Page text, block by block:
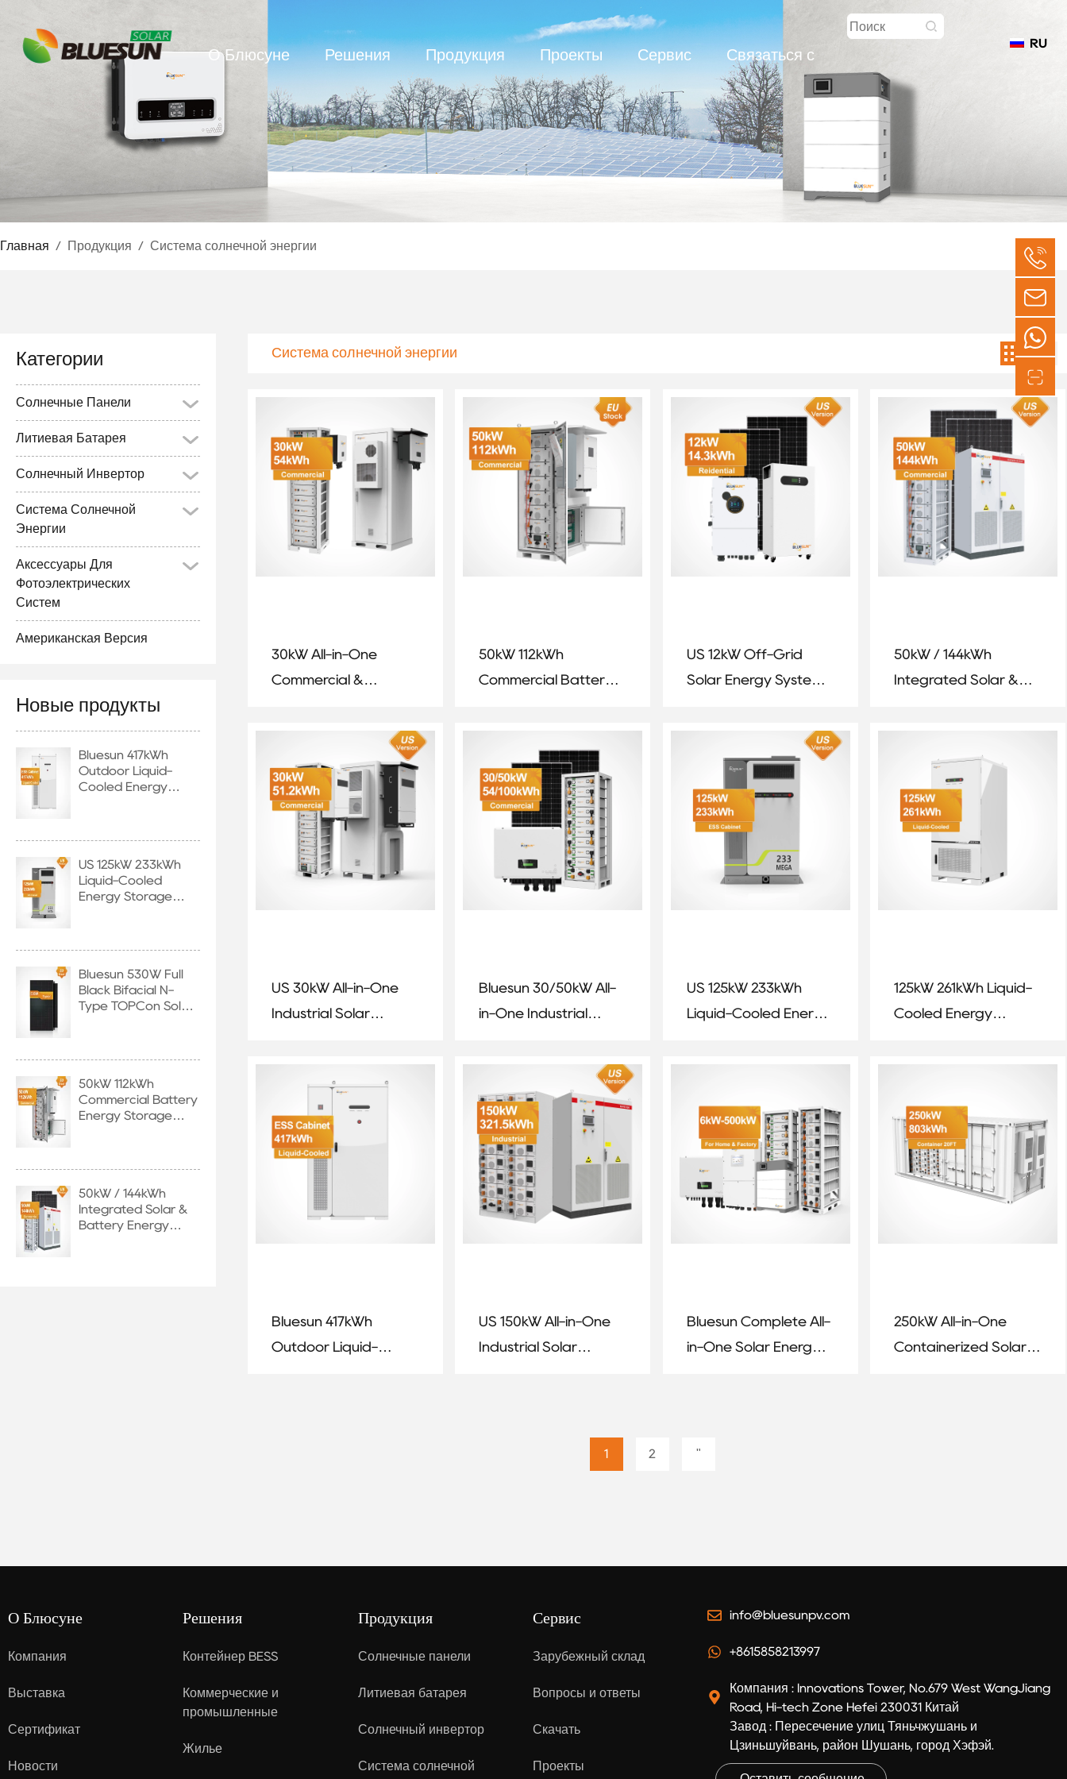
О Блюсуне Решения Продукция Проекты Сервис Связаться с
RU
Главная / Продукция / Система солнечной энергии
Категории
Солнечные Панели
Литиевая Батарея
Солнечный Инвертор
Система Солнечной
Энергии
Аксессуары Для
Фотоэлектрических
Систем
Американская Версия
Новые продукты
Bluesun 417kWh
Outdoor Liquid-
Cooled Energy
US 125kW 233kWh
Liquid-Cooled
Energy Storage
Bluesun 530W Full
Black Bifacial N-
Type TOPCon Solar
50kW 112kWh
Commercial Battery
Energy Storage
50kW / 144kWh
Integrated Solar &
Battery Energy
Система солнечной энергии
30kW All-in-One
Commercial &
50kW 112kWh
Commercial Battery
US 12kW Off-Grid
Solar Energy System
50kW / 144kWh
Integrated Solar &
US 30kW All-in-One
Industrial Solar
Bluesun 30/50kW All-
in-One Industrial
System
US 125kW 233kWh
Liquid-Cooled Energy
125kW 261kWh Liquid-
Cooled Energy
Bluesun 417kWh
Outdoor Liquid-
US 150kW All-in-One
Industrial Solar
Bluesun Complete All-
in-One Solar Energy
250kW All-in-One
Containerized Solar
1 2 "
О Блюсуне
Компания
Выставка
Сертификат
Новости
Решения
Контейнер BESS
Коммерческие и
промышленные
Жилье
Продукция
Солнечные панели
Литиевая батарея
Солнечный инвертор
Система солнечной
Сервис
Зарубежный склад
Вопросы и ответы
Скачать
Проекты
info@bluesunpv.com
+8615858213997
Компания : Innovations Tower, No.679 West WangJiang
Road, Hi-tech Zone Hefei 230031 Китай
Завод : Пересечение улиц Тяньчжушань и
Цзиньшуйвань, район Шушань, город Хэфэй.